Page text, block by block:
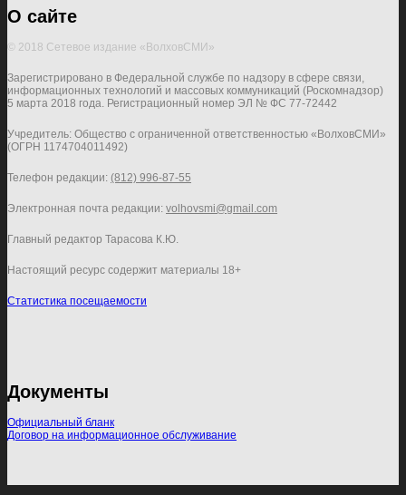
О сайте
© 2018 Сетевое издание «ВолховСМИ»
Зарегистрировано в Федеральной службе по надзору в сфере связи,
информационных технологий и массовых коммуникаций (Роскомнадзор)
5 марта 2018 года. Регистрационный номер ЭЛ № ФС 77-72442
Учредитель: Общество с ограниченной ответственностью «ВолховСМИ»
(ОГРН 1174704011492)
Телефон редакции: (812) 996-87-55
Электронная почта редакции: volhovsmi@gmail.com
Главный редактор Тарасова К.Ю.
Настоящий ресурс содержит материалы 18+
Статистика посещаемости
Документы
Официальный бланк
Договор на информационное обслуживание